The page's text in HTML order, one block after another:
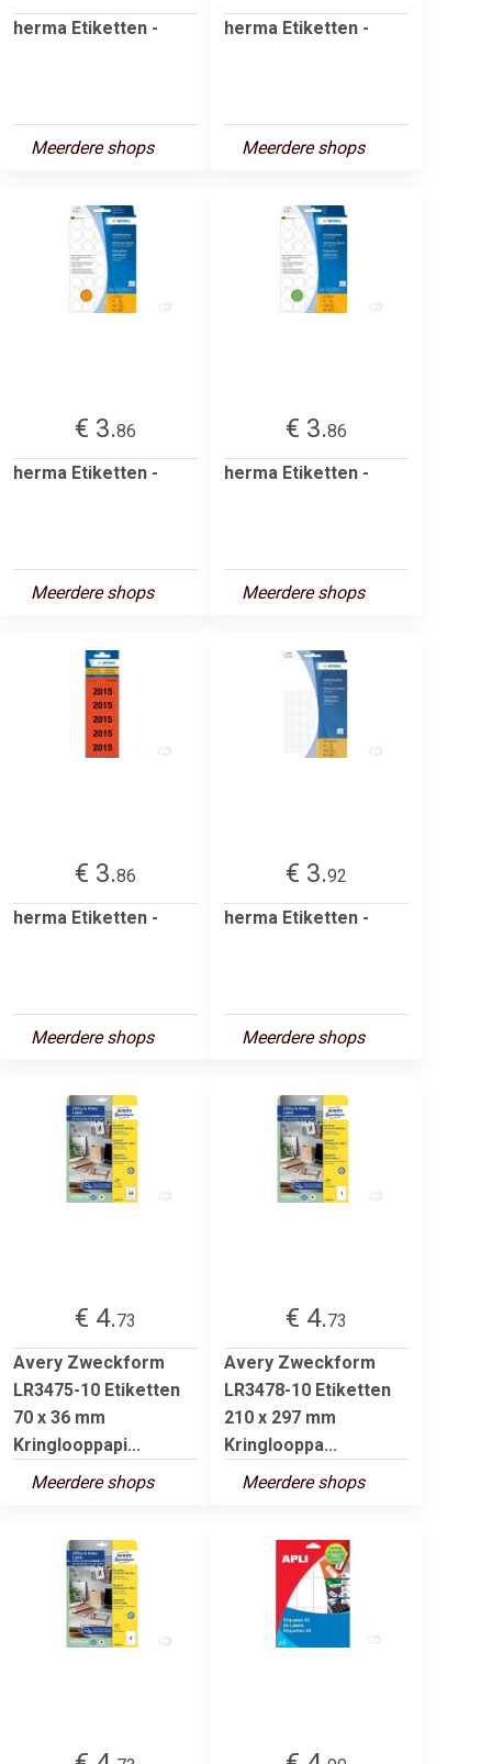
herma Etiketten -
Meerdere shops
herma Etiketten -
Meerdere shops
€ 3.86
herma Etiketten -
Meerdere shops
€ 3.86
herma Etiketten -
Meerdere shops
€ 3.86
herma Etiketten -
Meerdere shops
€ 3.92
herma Etiketten -
Meerdere shops
€ 4.73
Avery Zweckform
LR3475-10 Etiketten
70 x 36 mm
Kringlooppapi...
Meerdere shops
€ 4.73
Avery Zweckform
LR3478-10 Etiketten
210 x 297 mm
Kringlooppa...
Meerdere shops